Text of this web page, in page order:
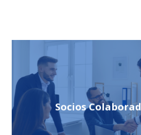
Socios